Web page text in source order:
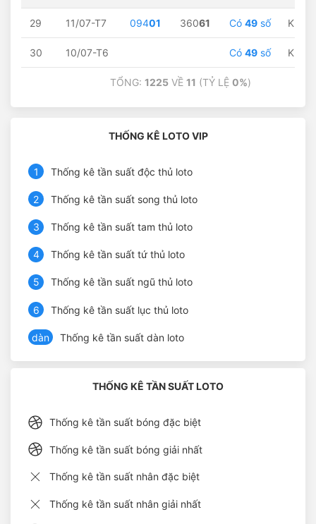
29 11/07-T7 09401 36061 Có 49 số
30 10/07-T6 Có 49 số
TỔNG: 1225 VỀ 11 (TỶ LỆ 0%)
THỐNG KÊ LOTO VIP
1 Thống kê tần suất độc thủ loto
2 Thống kê tần suất song thủ loto
3 Thống kê tần suất tam thủ loto
4 Thống kê tần suất tứ thủ loto
5 Thống kê tần suất ngũ thủ loto
6 Thống kê tần suất lục thủ loto
dàn Thống kê tần suất dàn loto
THỐNG KÊ TẦN SUẤT LOTO
Thống kê tần suất bóng đặc biệt
Thống kê tần suất bóng giải nhất
Thống kê tần suất nhân đặc biệt
Thống kê tần suất nhân giải nhất